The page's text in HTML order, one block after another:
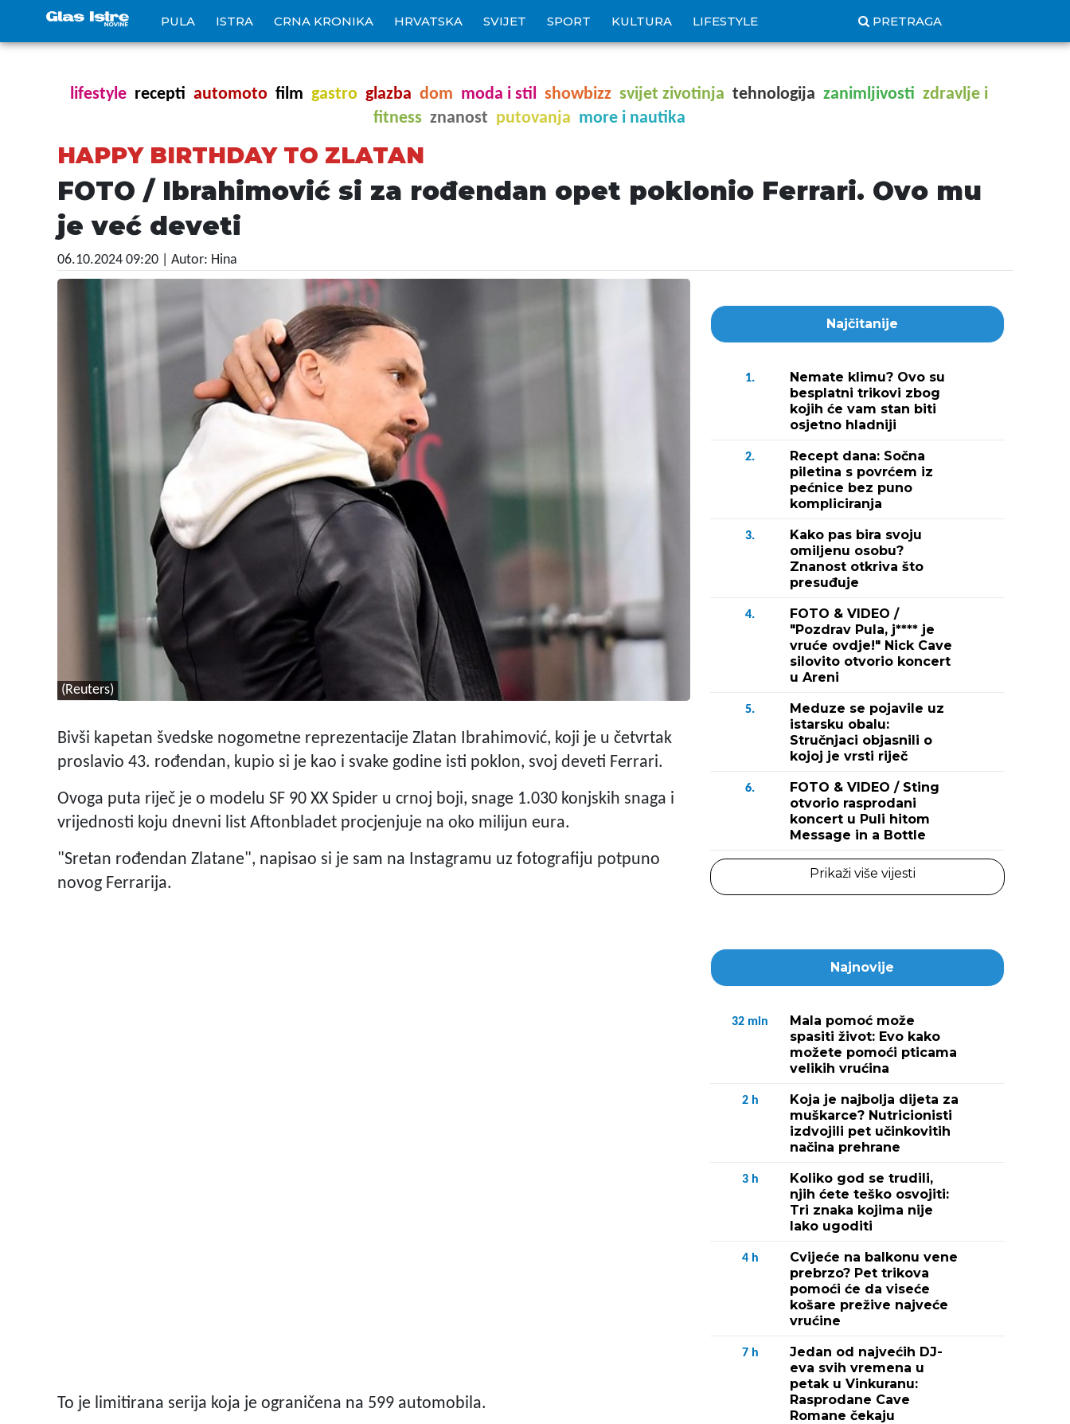
PULA ISTRA CRNA KRONIKA HRVATSKA SVIJET SPORT KULTURA LIFESTYLE PRETRAGA
lifestyle recepti automoto film gastro glazba dom moda i stil showbizz svijet zivotinja tehnologija zanimljivosti zdravlje i
fitness znanost putovanja more i nautika
HAPPY BIRTHDAY TO ZLATAN
FOTO / Ibrahimović si za rođendan opet poklonio Ferrari. Ovo mu
je već deveti
06.10.2024 09:20 | Autor: Hina
(Reuters)
Bivši kapetan švedske nogometne reprezentacije Zlatan Ibrahimović, koji je u četvrtak
proslavio 43. rođendan, kupio si je kao i svake godine isti poklon, svoj deveti Ferrari.
Ovoga puta riječ je o modelu SF 90 XX Spider u crnoj boji, snage 1.030 konjskih snaga i
vrijednosti koju dnevni list Aftonbladet procjenjuje na oko milijun eura.
"Sretan rođendan Zlatane", napisao si je sam na Instagramu uz fotografiju potpuno
novog Ferrarija.
To je limitirana serija koja je ograničena na 599 automobila.
Najčitanije
1.
Nemate klimu? Ovo su
besplatni trikovi zbog
kojih će vam stan biti
osjetno hladniji
2.
Recept dana: Sočna
piletina s povrćem iz
pećnice bez puno
kompliciranja
3.
Kako pas bira svoju
omiljenu osobu?
Znanost otkriva što
presuđuje
4.
FOTO & VIDEO /
"Pozdrav Pula, j**** je
vruće ovdje!" Nick Cave
silovito otvorio koncert
u Areni
5.
Meduze se pojavile uz
istarsku obalu:
Stručnjaci objasnili o
kojoj je vrsti riječ
6.
FOTO & VIDEO / Sting
otvorio rasprodani
koncert u Puli hitom
Message in a Bottle
Prikaži više vijesti
Najnovije
32 min
Mala pomoć može
spasiti život: Evo kako
možete pomoći pticama
velikih vrućina
2 h
Koja je najbolja dijeta za
muškarce? Nutricionisti
izdvojili pet učinkovitih
načina prehrane
3 h
Koliko god se trudili,
njih ćete teško osvojiti:
Tri znaka kojima nije
lako ugoditi
4 h
Cvijeće na balkonu vene
prebrzo? Pet trikova
pomoći će da viseće
košare prežive najveće
vrućine
7 h
Jedan od najvećih DJ-
eva svih vremena u
petak u Vinkuranu:
Rasprodane Cave
Romane čekaju